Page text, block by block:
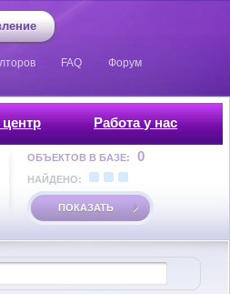
FAQ Форум
Работа у нас
ОБЪЕКТОВ В БАЗЕ: 0
НАЙДЕНО:
ПОКАЗАТЬ